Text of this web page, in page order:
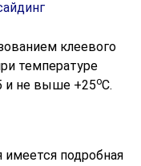
клеевого
температуре
и не выше +25оС.
имеется подробная